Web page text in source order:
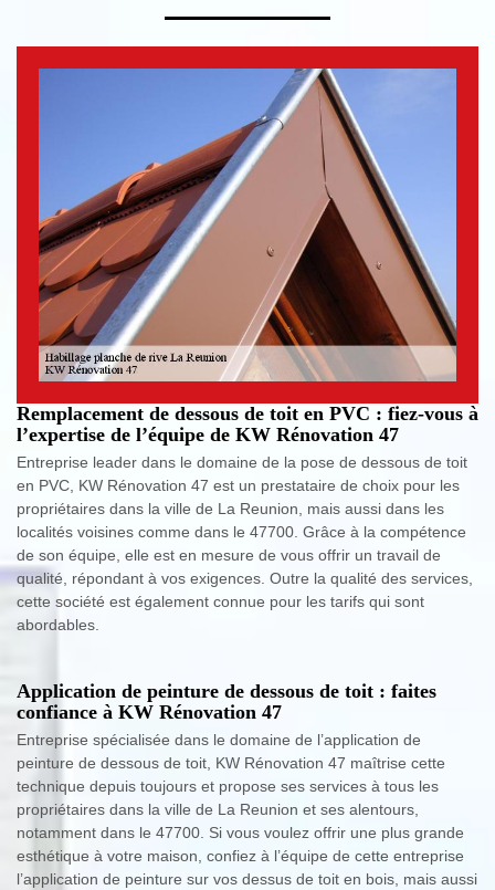
Remplacement de dessous de toit en PVC : fiez-vous à
l’expertise de l’équipe de KW Rénovation 47
Entreprise leader dans le domaine de la pose de dessous de toit
en PVC, KW Rénovation 47 est un prestataire de choix pour les
propriétaires dans la ville de La Reunion, mais aussi dans les
localités voisines comme dans le 47700. Grâce à la compétence
de son équipe, elle est en mesure de vous offrir un travail de
qualité, répondant à vos exigences. Outre la qualité des services,
cette société est également connue pour les tarifs qui sont
abordables.
Application de peinture de dessous de toit : faites
confiance à KW Rénovation 47
Entreprise spécialisée dans le domaine de l’application de
peinture de dessous de toit, KW Rénovation 47 maîtrise cette
technique depuis toujours et propose ses services à tous les
propriétaires dans la ville de La Reunion et ses alentours,
notamment dans le 47700. Si vous voulez offrir une plus grande
esthétique à votre maison, confiez à l’équipe de cette entreprise
l’application de peinture sur vos dessus de toit en bois, mais aussi